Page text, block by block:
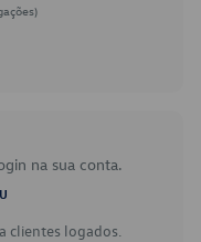
na sua conta.
clientes logados.